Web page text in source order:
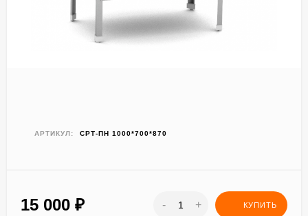
АРТИКУЛ: СРТ-ПН 1000*700*870
15 000 ₽ - + КУПИТЬ